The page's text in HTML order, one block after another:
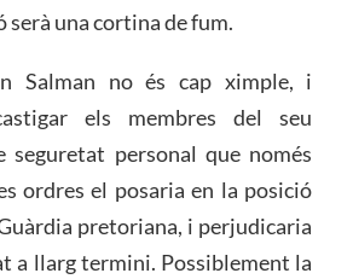
serà una cortina de fum.
Salman no és cap ximple, i
els membres del seu
seguretat personal que només
ordres el posaria en la posició
pretoriana, i perjudicaria
a llarg termini. Possiblement la